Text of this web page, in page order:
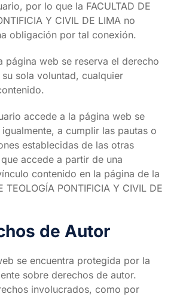
por lo que la FACULTAD DE
Y CIVIL DE LIMA no
obligación por tal conexión.
página web se reserva el derecho
sola voluntad, cualquier
accede a la página web se
a cumplir las pautas o
establecidas de las otras
accede a partir de una
contenido en la página de la
TEOLOGÍA PONTIFICIA Y CIVIL DE
de Autor
se encuentra protegida por la
sobre derechos de autor.
involucrados, como por